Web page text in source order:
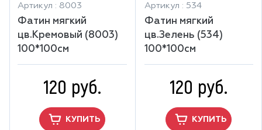
Артикул : 8003
Фатин мягкий
цв.Кремовый (8003)
100*100см
120 руб.
КУПИТЬ
Артикул : 534
Фатин мягкий
цв.Зелень (534)
100*100см
120 руб.
КУПИТЬ